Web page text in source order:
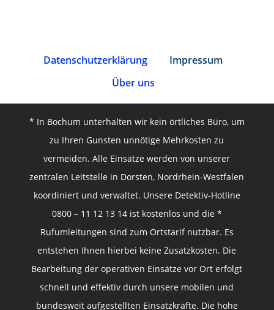
Datenschutz­erklärung
Impressum
Über uns
* In Bochum unterhalten wir kein örtliches Büro, um
zu Ihren Gunsten unnötige Mehrkosten zu
vermeiden. Alle Einsätze werden von unserer
zentralen Leitstelle in Dorsten, Nordrhein-Westfalen
koordiniert und verwaltet. Unsere Detektiv-Hotline
0800 – 11 12 13 14 ist kostenlos und die *
Rufumleitungen sind zum Ortstarif nutzbar. Es
entstehen Ihnen hierbei keine Zusatzkosten. Die
Bearbeitung der operativen Einsätze vor Ort erfolgt
schnell und effektiv durch unsere mobilen und
bundesweit aufgestellten Einsatzkräfte. Die hohe